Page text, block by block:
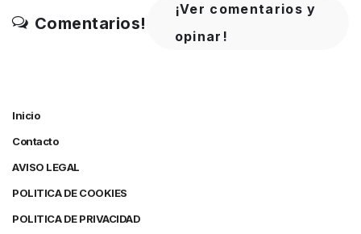
Comentarios!
¡Ver comentarios y
opinar!
Inicio
Contacto
AVISO LEGAL
POLITICA DE COOKIES
POLITICA DE PRIVACIDAD